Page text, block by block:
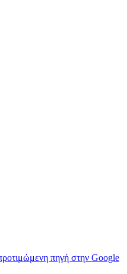
πηγή στην Google